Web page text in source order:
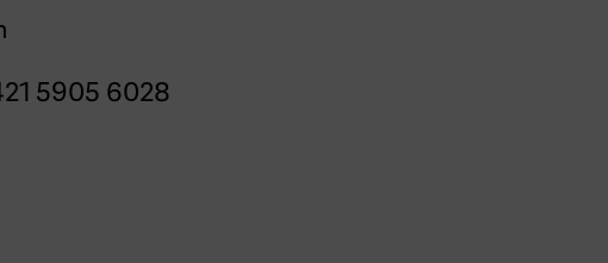
5905 6028